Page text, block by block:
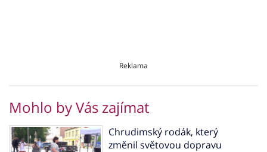
Reklama
Mohlo by Vás zajímat
Chrudimský rodák, který
změnil světovou dopravu